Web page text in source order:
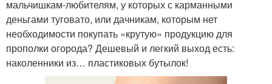
мальчишкам-любителям, у которых с карманными
деньгами туговато, или дачникам, которым нет
необходимости покупать «крутую» продукцию для
прополки огорода? Дешевый и легкий выход есть:
наколенники из… пластиковых бутылок!